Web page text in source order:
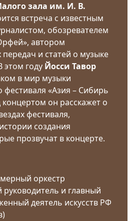
зала им. И. В.
встреча с известным
обозревателем
автором
и статей о музыке
этом году Йосси Тавор
в мир музыки
«Азия – Сибирь
он расскажет о
фестиваля,
создания
прозвучат в концерте.
оркестр
и главный
деятель искусств РФ